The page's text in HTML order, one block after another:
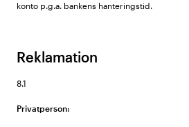
konto p.g.a. bankens hanteringstid.
Reklamation
8.1
Privatperson: